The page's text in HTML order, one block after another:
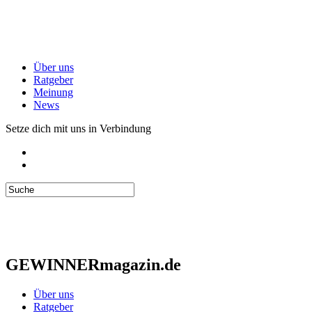
Über uns
Ratgeber
Meinung
News
Setze dich mit uns in Verbindung
GEWINNERmagazin.de
Über uns
Ratgeber